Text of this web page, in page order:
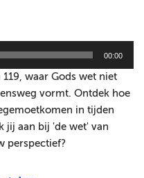
00:00
waar Gods wet niet
vormt. Ontdek hoe
in tijden
jij aan bij 'de wet' van
perspectief?